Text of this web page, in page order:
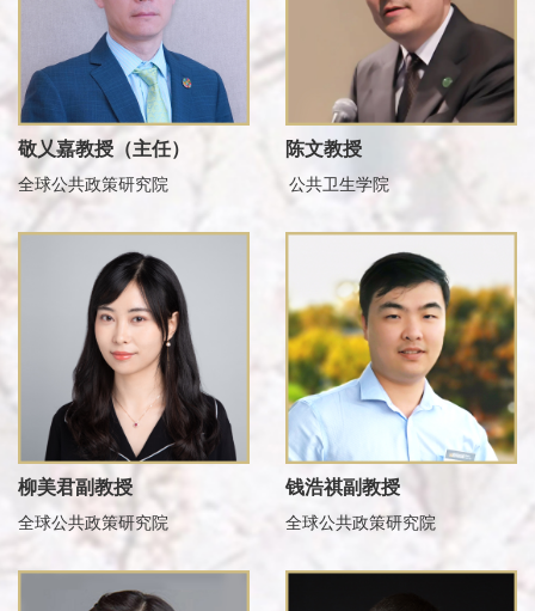
敬乂嘉教授（主任）
全球公共政策研究院
陈文教授
公共卫生学院
柳美君副教授
全球公共政策研究院
钱浩祺副教授
全球公共政策研究院